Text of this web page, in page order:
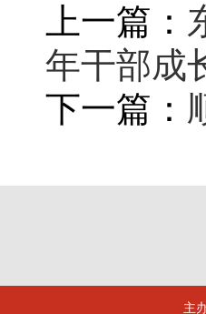
上一篇：
年干部成
下一篇：
主